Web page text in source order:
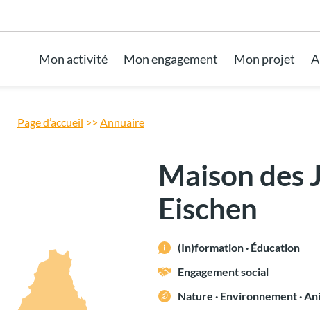
Mon activité Mon engagement Mon projet
Page d’accueil >> Annuaire
Maison des
Eischen
(In)formation · Éducation
Engagement social
Nature · Environnement ·